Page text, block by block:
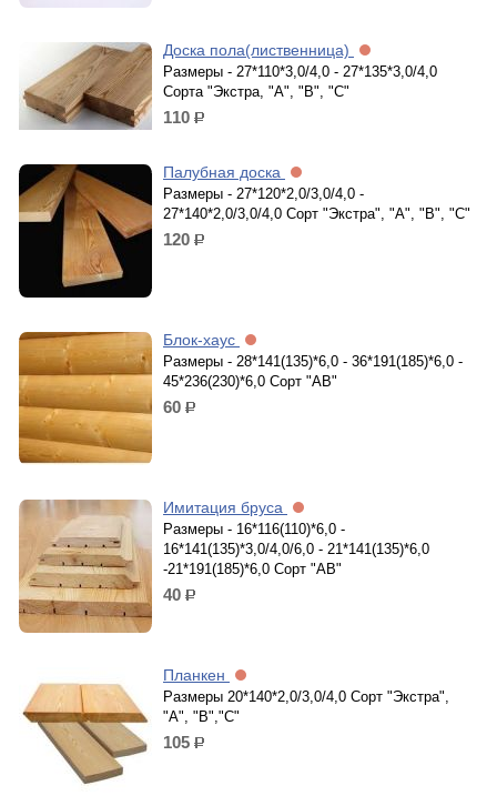
Доска пола(лиственница)
Размеры - 27*110*3,0/4,0 - 27*135*3,0/4,0
Сорта "Экстра, "А", "В", "С"
110 р.
Палубная доска
Размеры - 27*120*2,0/3,0/4,0 -
27*140*2,0/3,0/4,0 Сорт "Экстра", "А", "В", "С"
120 р.
Блок-хаус
Размеры - 28*141(135)*6,0 - 36*191(185)*6,0 -
45*236(230)*6,0 Сорт "АВ"
60 р.
Имитация бруса
Размеры - 16*116(110)*6,0 -
16*141(135)*3,0/4,0/6,0 - 21*141(135)*6,0
-21*191(185)*6,0 Сорт "АВ"
40 р.
Планкен
Размеры 20*140*2,0/3,0/4,0 Сорт "Экстра",
"А", "В","С"
105 р.